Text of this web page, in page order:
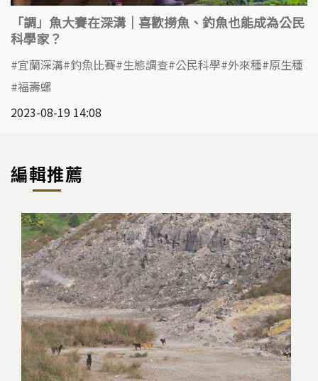
「調」魚大賽在深溝｜喜歡撈魚、釣魚也能成為公民
科學家？
宜蘭深溝 釣魚比賽 生態調查 公民科學 外來種 原生種
福壽螺
2023-08-19 14:08
編輯推薦